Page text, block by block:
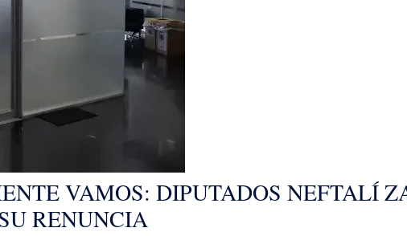
VAMOS: DIPUTADOS NEFTALÍ
RENUNCIA